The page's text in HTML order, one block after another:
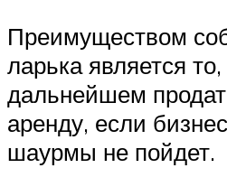
Преимуществом
ларька является
дальнейшем
аренду, если
шаурмы не пойдет.